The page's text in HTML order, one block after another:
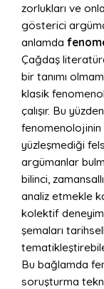
zorlukları ve
gösterici
anlamda
Çağdaş
bir tanımı
klasik
çalışır. Bu
fenomenolojinin
yüzleşmediği
argümanlar
bilinci,
analiz etmekle
kolektif
şemaları
Bu bağlamda
soruşturma